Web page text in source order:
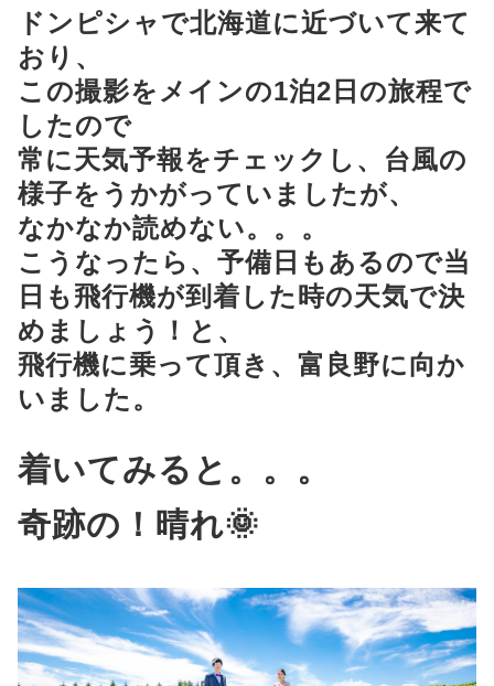
ドンピシャで北海道に近づいて来て
おり、
この撮影をメインの1泊2日の旅程で
したので
常に天気予報をチェックし、台風の
様子をうかがっていましたが、
なかなか読めない。。。
こうなったら、予備日もあるので当
日も飛行機が到着した時の天気で決
めましょう！と、
飛行機に乗って頂き、富良野に向か
いました。
着いてみると。。。
奇跡の！晴れ🌞